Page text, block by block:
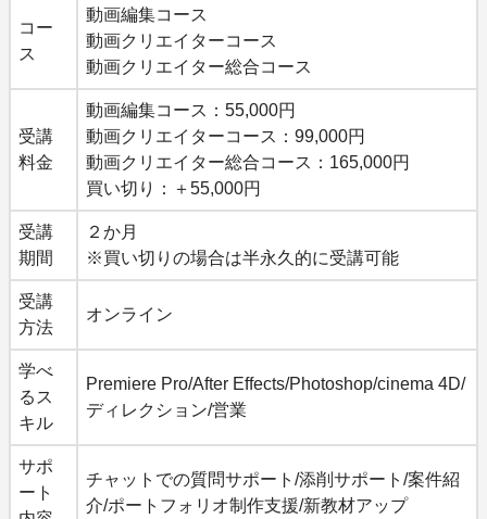
コー
ス
動画編集コース
動画クリエイターコース
動画クリエイター総合コース
受講
料金
動画編集コース：55,000円
動画クリエイターコース：99,000円
動画クリエイター総合コース：165,000円
買い切り：＋55,000円
受講
期間
２か月
※買い切りの場合は半永久的に受講可能
受講
方法
オンライン
学べ
るス
キル
Premiere Pro/After Effects/Photoshop/cinema 4D/
ディレクション/営業
サポ
ート
チャットでの質問サポート/添削サポート/案件紹
介/ポートフォリオ制作支援/新教材アップ